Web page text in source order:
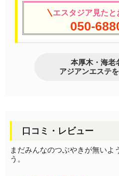
エスタジア見た
050-
本厚木・海老
アジアンエステ
口コミ・レビュー
まだみんなのつぶやきが無いよ
う。